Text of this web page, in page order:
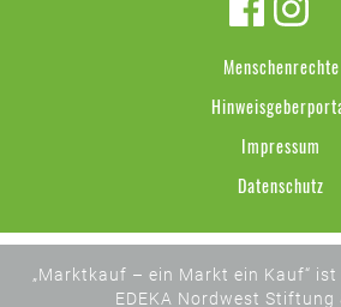
Menschenrechte
Impressum
Datenschutz
„Marktkauf – ein Markt ein Kauf“
EDEKA Nordwest Stiftung